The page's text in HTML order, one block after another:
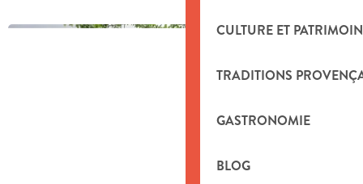
CULTURE ET
TRADITIONS
GASTRONOMIE
BLOG